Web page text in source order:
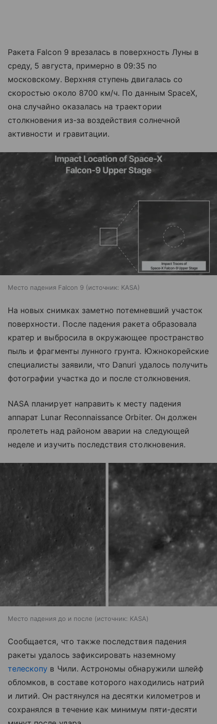
Ракета Falcon 9 врезалась в поверхность Луны в
среду, 5 августа, примерно в 09:35 по
московскому. Верхняя ступень двигалась со
скоростью около 8700 км/ч. По данным SpaceX,
она случайно оказалась на траектории
столкновения из-за воздействия солнечной
активности и гравитации.
Место падения Falcon 9 источник: KASA
На новых снимках заметно потемневший участок
поверхности. После падения ракета образовала
кратер и выбросила в окружающее пространство
пыль и фрагменты лунного грунта. Южнокорейские
специалисты заявили, что Danuri удалось получить
фотографии участка до и после столкновения.
NASA планирует направить к месту падения
аппарат Lunar Reconnaissance Orbiter. Он должен
пролететь над районом аварии на следующей
неделе и изучить последствия столкновения.
Место падения до и после источник: KASA
Сообщается, что также последствия падения
ракеты удалось зафиксировать наземному
телескопу в Чили. Астрономы обнаружили шлейф
обломков, в составе которого находились натрий
и литий. Он растянулся на десятки километров и
сохранялся в течение как минимум пяти-десяти